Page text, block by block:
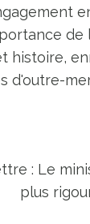
histoire,
d'outre-
: Le
plus